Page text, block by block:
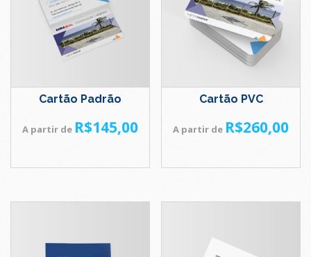
Cartão Padrão
A partir de R$145,00
Cartão PVC
A partir de R$260,00